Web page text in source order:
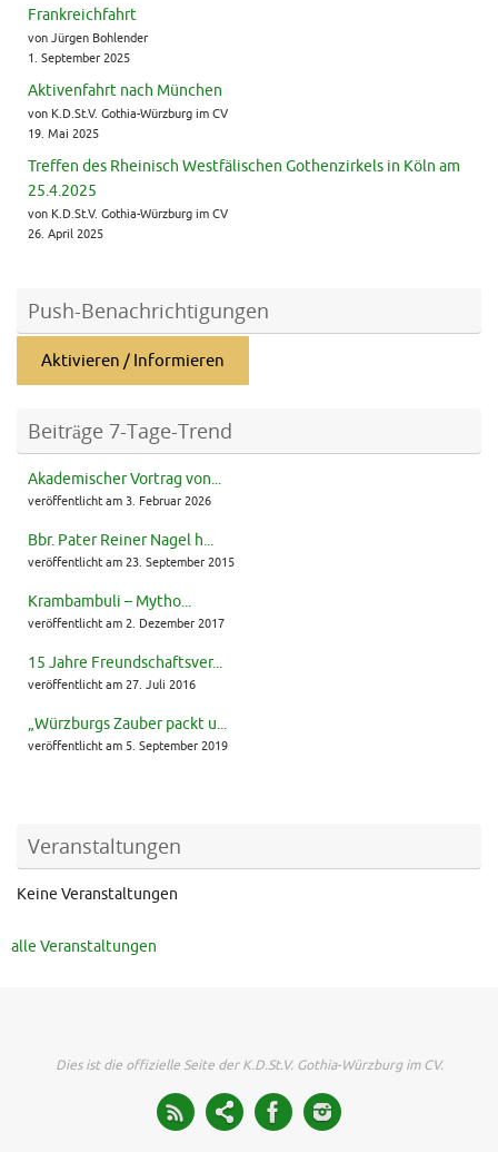
Frankreichfahrt
von Jürgen Bohlender
1. September 2025
Aktivenfahrt nach München
von K.D.St.V. Gothia-Würzburg im CV
19. Mai 2025
Treffen des Rheinisch Westfälischen Gothenzirkels in Köln am
25.4.2025
von K.D.St.V. Gothia-Würzburg im CV
26. April 2025
Push-Benachrichtigungen
Aktivieren / Informieren
Beiträge 7-Tage-Trend
Akademischer Vortrag von...
veröffentlicht am 3. Februar 2026
Bbr. Pater Reiner Nagel h...
veröffentlicht am 23. September 2015
Krambambuli – Mytho...
veröffentlicht am 2. Dezember 2017
15 Jahre Freundschaftsver...
veröffentlicht am 27. Juli 2016
„Würzburgs Zauber packt u...
veröffentlicht am 5. September 2019
Veranstaltungen
Keine Veranstaltungen
alle Veranstaltungen
Dies ist die offizielle Seite der K.D.St.V. Gothia-Würzburg im CV.